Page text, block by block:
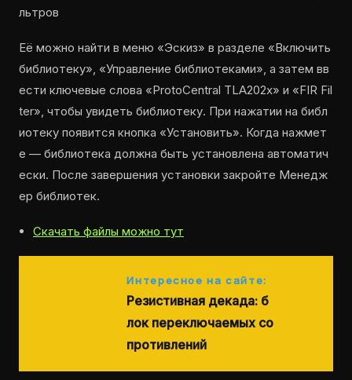
льтров
Её можно найти в меню «Эскиз» в разделе «Включить
библиотеку», «Управление библиотеками», а затем вв
ести ключевые слова «ProtoCentral TLA202x» и «FIR Fil
ter», чтобы увидеть библиотеку. При нажатии на библ
иотеку появится кнопка «Установить». Когда нажмет
е — библиотека должна быть установлена автоматич
ески. После завершения установки закройте Менедж
ер библиотек.
Скачать файлы можно тут
Интересное на сайте:
Резистивная декада: б
лок переключаемых со
противлений